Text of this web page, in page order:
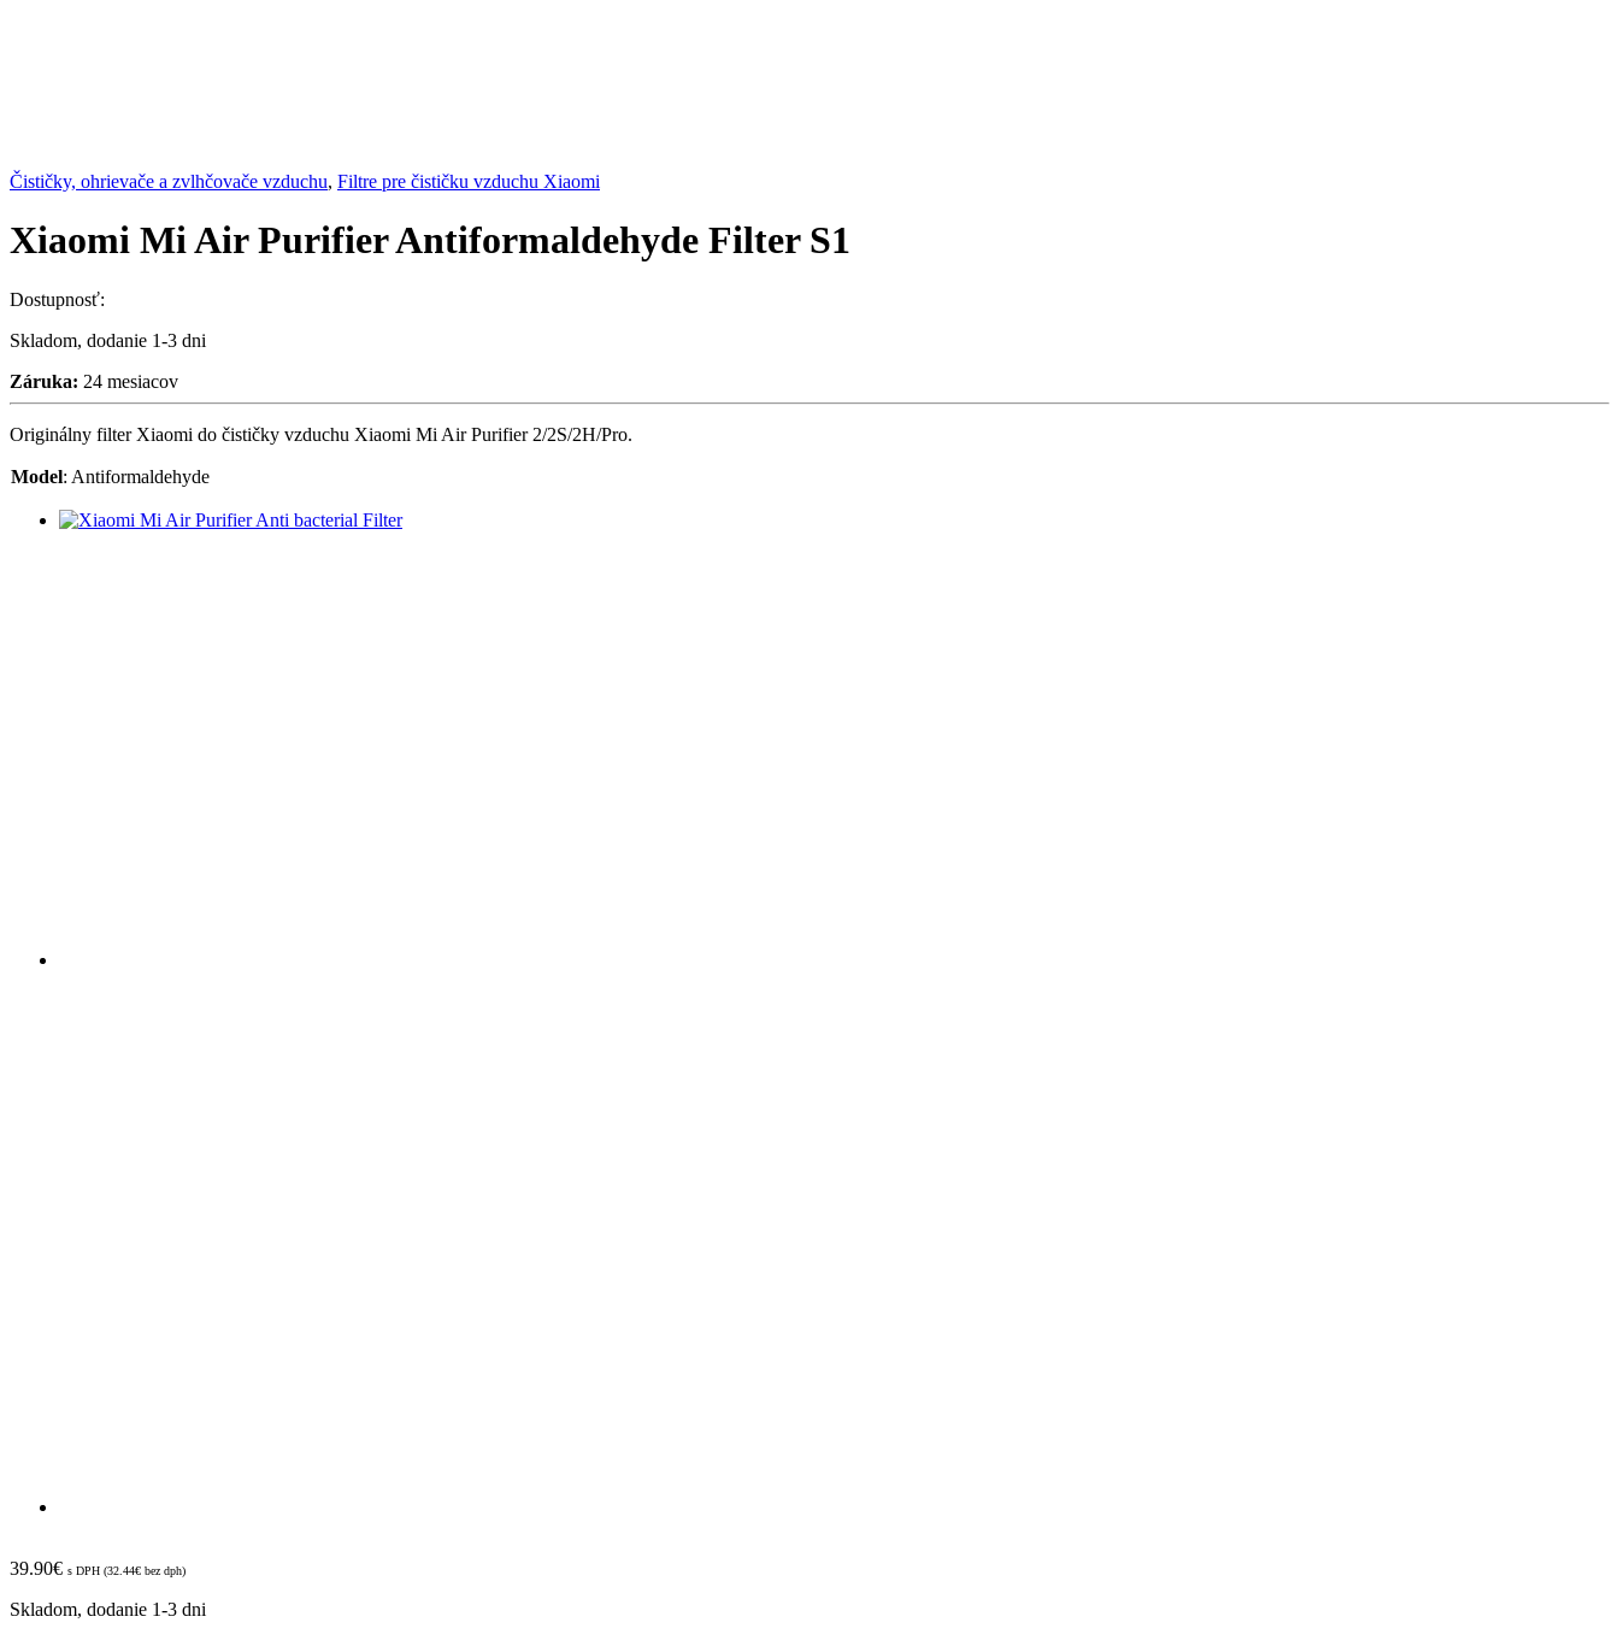
Čističky, ohrievače a zvlhčovače vzduchu, Filtre pre čističku vzduchu Xiaomi
Xiaomi Mi Air Purifier Antiformaldehyde Filter S1
Dostupnosť:
Skladom, dodanie 1-3 dni
Záruka: 24 mesiacov
Originálny filter Xiaomi do čističky vzduchu Xiaomi Mi Air Purifier 2/2S/2H/Pro.
Model: Antiformaldehyde
39.90€ s DPH (32.44€ bez dph)
Skladom, dodanie 1-3 dni